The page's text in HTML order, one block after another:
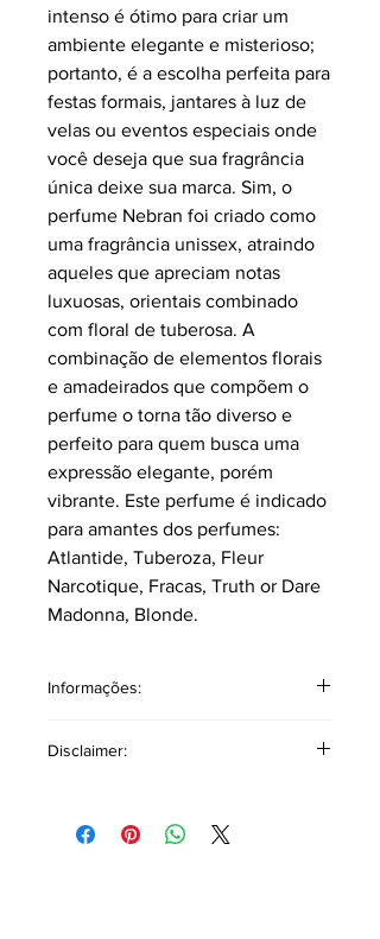
intenso é ótimo para criar um
ambiente elegante e misterioso;
portanto, é a escolha perfeita para
festas formais, jantares à luz de
velas ou eventos especiais onde
você deseja que sua fragrância
única deixe sua marca. Sim, o
perfume Nebran foi criado como
uma fragrância unissex, atraindo
aqueles que apreciam notas
luxuosas, orientais combinado
com floral de tuberosa. A
combinação de elementos florais
e amadeirados que compõem o
perfume o torna tão diverso e
perfeito para quem busca uma
expressão elegante, porém
vibrante. Este perfume é indicado
para amantes dos perfumes:
Atlantide, Tuberoza, Fleur
Narcotique, Fracas, Truth or Dare
Madonna, Blonde.
Informações:
Pirâmide Olfativa
Notas corpo: Tuberosa, Mel, Narciso,
Disclaimer:
outros produtos ou marcas têm como
único objetivo auxiliar na descrição